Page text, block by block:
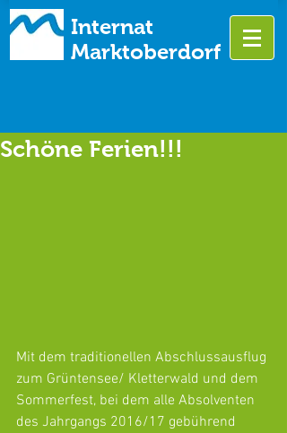
Internat
Marktoberdorf
Schöne Ferien!!!
Mit dem traditionellen Abschlussausflug
zum Grüntensee/ Kletterwald und dem
Sommerfest, bei dem alle Absolventen
des Jahrgangs 2016/17 gebührend